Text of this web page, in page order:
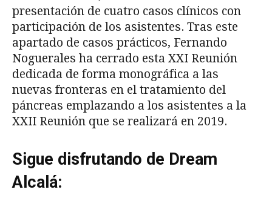
presentación de cuatro casos clínicos con
participación de los asistentes. Tras este
apartado de casos prácticos, Fernando
Noguerales ha cerrado esta XXI Reunión
dedicada de forma monográfica a las
nuevas fronteras en el tratamiento del
páncreas emplazando a los asistentes a la
XXII Reunión que se realizará en 2019.
Sigue disfrutando de Dream
Alcalá: